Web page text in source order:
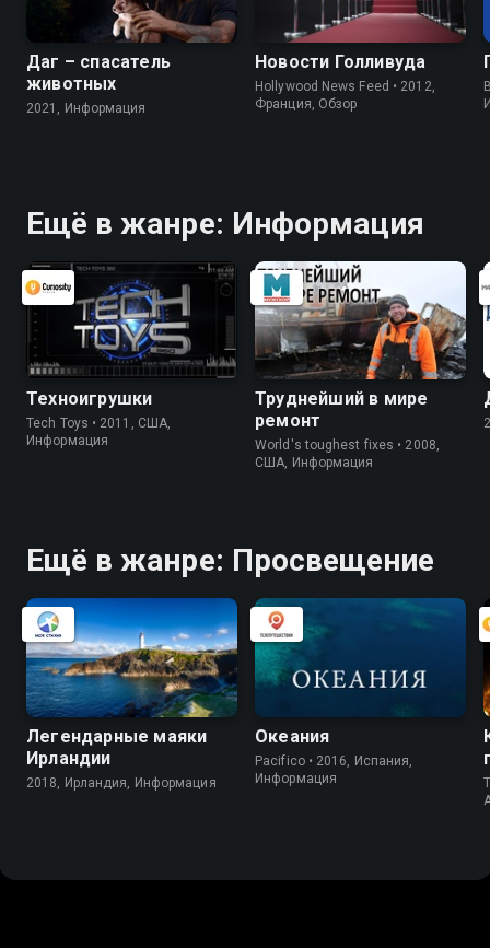
Даг – спасатель
животных
2021, Информация
Новости Голливуда
Hollywood News Feed • 2012,
Франция, Обзор
Ещё в жанре: Информация
Техноигрушки
Tech Toys • 2011, США,
Информация
Труднейший в мире
ремонт
World's toughest fixes • 2008,
США, Информация
Ещё в жанре: Просвещение
Легендарные маяки
Ирландии
2018, Ирландия, Информация
Океания
Pacifico • 2016, Испания,
Информация